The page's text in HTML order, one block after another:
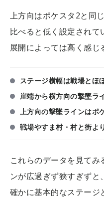
上方向はポケスタ2と同
比べると低く設定され
展開によっては高く感じ
ステージ横幅は戦場とほ
崖端から横方向の撃墜ラ
上方向の撃墜ラインはポ
戦場やすま村・村と街よ
これらのデータを見てみ
ンが広過ぎず狭すぎず
確かに基本的なステージ